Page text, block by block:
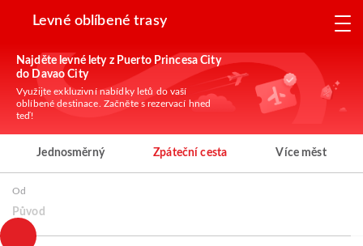
Levné oblíbené trasy
Najděte levné lety z Puerto Princesa City
do Davao City
Využijte exkluzivní nabídky letů do vaší
oblíbené destinace. Začněte s rezervací hned
teď!
Jednosměrný Zpáteční cesta Více měst
Od
Původ